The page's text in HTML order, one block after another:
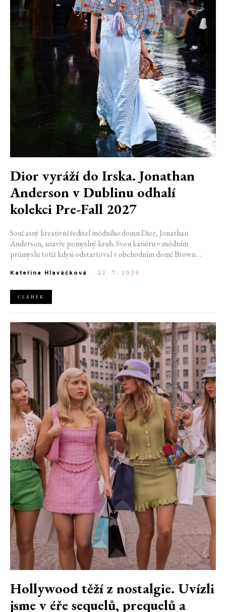
Dior vyráží do Irska. Jonathan
Anderson v Dublinu odhalí
kolekci Pre-Fall 2027
Současný kreativní ředitel módního domu Dior, Jonathan
Anderson, uzavře pomyslný kruh. Svou kariéru v módním
průmyslu totiž kdysi odstartoval v obchodním domě Brown
jedné z největších luxusních značek světa. V prosinci totiž v
Fall 2027.
Kateřina Hlaváčková - 22. 7. 2026
ČLÁNEK
Hollywood těží z nostalgie. Uvízli
jsme v éře sequelů, prequelů a